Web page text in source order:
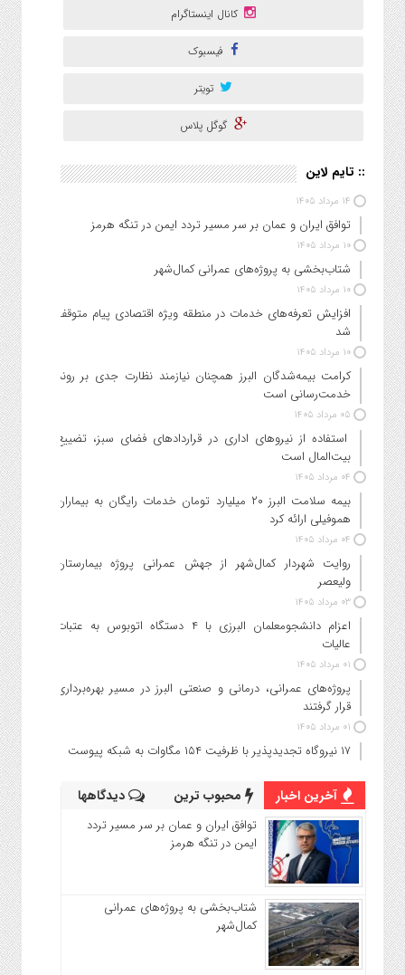
کانال اینستاگرام
فیسبوک
تویتر
گوگل پلاس
:: تایم لاین
۱۴ مرداد ۱۴۰۵
توافق ایران و عمان بر سر مسیر تردد ایمن در تنگه هرمز
۱۰ مرداد ۱۴۰۵
شتاب‌بخشی به پروژه‌های عمرانی کمال‌شهر
۱۰ مرداد ۱۴۰۵
افزایش تعرفه‌های خدمات در منطقه ویژه اقتصادی پیام متوقف
شد
۱۰ مرداد ۱۴۰۵
کرامت بیمه‌شدگان البرز همچنان نیازمند نظارت جدی بر روند
خدمت‌رسانی است
۰۵ مرداد ۱۴۰۵
استفاده از نیروهای اداری در قراردادهای فضای سبز، تضییع
بیت‌المال است
۰۴ مرداد ۱۴۰۵
بیمه سلامت البرز ۲۰ میلیارد تومان خدمات رایگان به بیماران
هموفیلی ارائه کرد
۰۴ مرداد ۱۴۰۵
روایت شهردار کمال‌شهر از جهش عمرانی پروژه بیمارستان
ولیعصر
۰۳ مرداد ۱۴۰۵
اعزام دانشجو‌معلمان البرزی با ۴ دستگاه اتوبوس به عتبات
عالیات
۰۱ مرداد ۱۴۰۵
پروژه‌های عمرانی، درمانی و صنعتی البرز در مسیر بهره‌برداری
قرار گرفتند
۰۱ مرداد ۱۴۰۵
۱۷ نیروگاه تجدیدپذیر با ظرفیت ۱۵۴ مگاوات به شبکه پیوست
آخرین اخبار محبوب ترین دیدگاهها
توافق ایران و عمان بر سر مسیر تردد
ایمن در تنگه هرمز
شتاب‌بخشی به پروژه‌های عمرانی
کمال‌شهر